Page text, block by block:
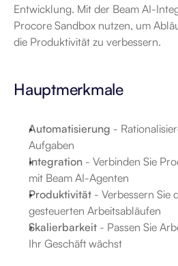
Entwicklung. Mit der Beam AI-
Procore Sandbox nutzen, um
die Produktivität zu verbessern.
Hauptmerkmale
Automatisierung -
Aufgaben
Integration - Verbinden Sie
mit Beam AI-Agenten
Produktivität - Verbessern Sie
gesteuerten Arbeitsabläufen
Skalierbarkeit - Passen Sie
Ihr Geschäft wächst